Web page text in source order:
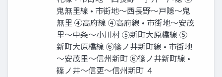
⿁無里線 • 市街地～西⾧野～戸隠～⿁
無里 ④高府線 ④高府線 • 市街地～安茂
里～中条～小川村 ⑤新町大原橋線 ⑤
新町大原橋線 ⑥篠ノ井新町線 • 市街地
～安茂里～信州新町 ⑥篠ノ井新町線 •
篠ノ井～信更～信州新町 ４